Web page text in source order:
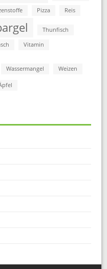
Pizza Reis
Thunfisch
Vitamin
Wassermangel Weizen